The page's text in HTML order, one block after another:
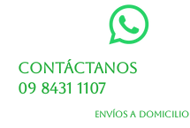
Contáctanos
09 8431 1107
Envíos a domicilio